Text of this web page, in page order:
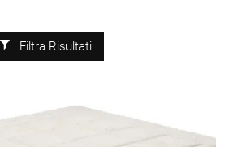
Filtra Risultati